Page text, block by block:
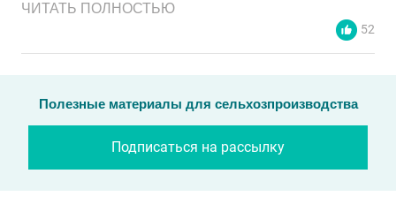
ЧИТАТЬ ПОЛНОСТЬЮ
52
Полезные материалы для сельхозпроизводства
Подписаться на рассылку